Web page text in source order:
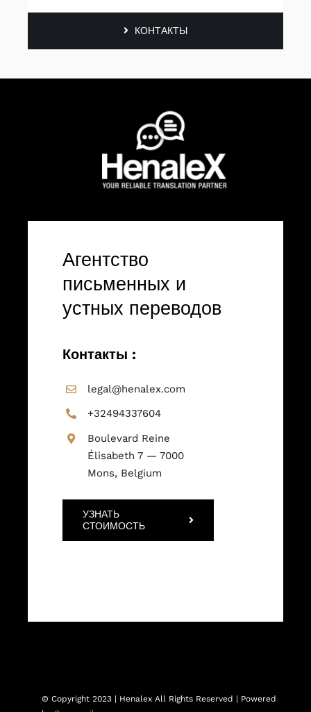
КОНТАКТЫ
Агентство
письменных и
устных переводов
Контакты :
legal@henalex.com
+32494337604
Boulevard Reine
Élisabeth 7 — 7000
Mons, Belgium
УЗНАТЬ
СТОИМОСТЬ
© Copyright 2023 | Henalex All Rights Reserved | Powered